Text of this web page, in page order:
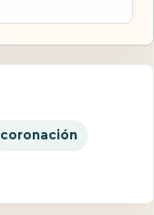
coronación